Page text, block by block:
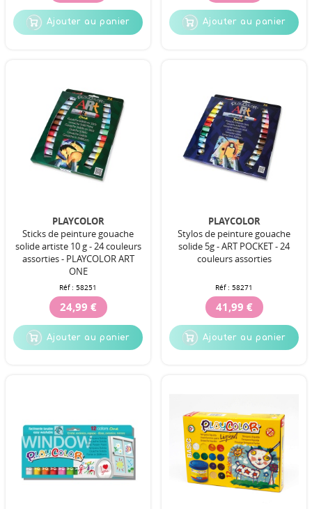
Ajouter au panier Ajouter au panier
PLAYCOLOR
Sticks de peinture gouache
solide artiste 10 g - 24 couleurs
assorties - PLAYCOLOR ART
ONE
Réf : 58251
24,99 €
Ajouter au panier
PLAYCOLOR
Stylos de peinture gouache
solide 5g - ART POCKET - 24
couleurs assorties
Réf : 58271
41,99 €
Ajouter au panier